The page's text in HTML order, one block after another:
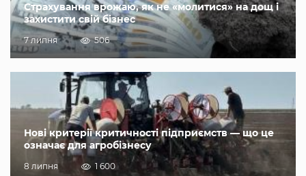
Страхування врожаю, як не «молитися» на дощ і
захистити свій бізнес
7 липня 506
Нові критерії критичності підприємств — що це
означає для агробізнесу
8 липня 1 600